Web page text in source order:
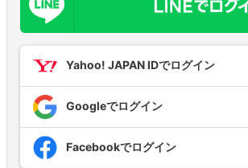
Yahoo! JAPAN IDでログイン
Googleでログイン
Facebookでログイン